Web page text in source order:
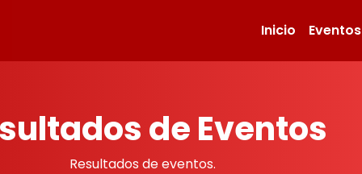
Inicio Eventos
de Eventos
Resultados de eventos.